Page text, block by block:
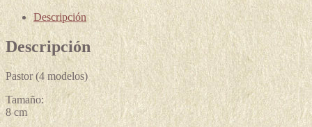
Descripción
Descripción
Pastor (4 modelos)
Tamaño:
8 cm